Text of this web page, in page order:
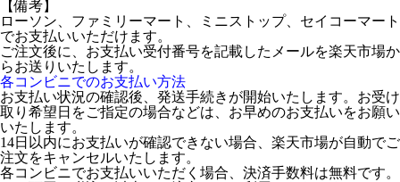
【備考】
ローソン、ファミリーマート、ミニストップ、セイコーマート
でお支払いいただけます。
ご注文後に、お支払い受付番号を記載したメールを楽天市場か
らお送りいたします。
各コンビニでのお支払い方法
お支払い状況の確認後、発送手続きが開始いたします。お受け
取り希望日をご指定の場合などは、お早めのお支払いをお願い
いたします。
14日以内にお支払いが確認できない場合、楽天市場が自動でご
注文をキャンセルいたします。
各コンビニでお支払いいただく場合、決済手数料は無料です。